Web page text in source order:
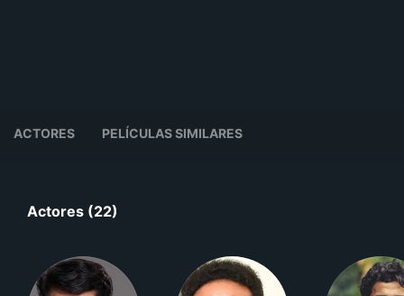
ACTORES PELÍCULAS SIMILARES
Actores (22)